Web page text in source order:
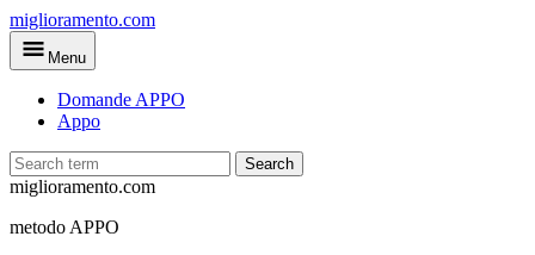
Skip
to
main
miglioramento.com
Menu
Domande APPO
Appo
Search
miglioramento.com
metodo APPO